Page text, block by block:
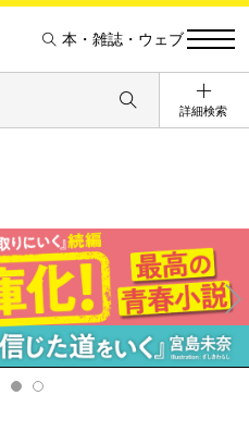
本・雑誌・ウェブ
詳細検索
Ne
xt